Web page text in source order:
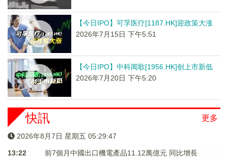
【今日IPO】可孚医疗[1187.HK]迎政策大涨
2026年7月15日 下午5:51
【今日IPO】中科闻歌[1956.HK]创上市新低
2026年7月20日 下午5:20
更多
快訊
2026年8月7日 星期五 05:29:47
13:22
前7個月中國出口機電產品11.12萬億元 同比增長